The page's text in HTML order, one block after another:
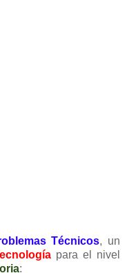
Técnicos, un
para el nivel
: